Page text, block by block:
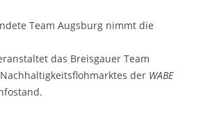
Team Augsburg nimmt die
das Breisgauer Team
der WABE